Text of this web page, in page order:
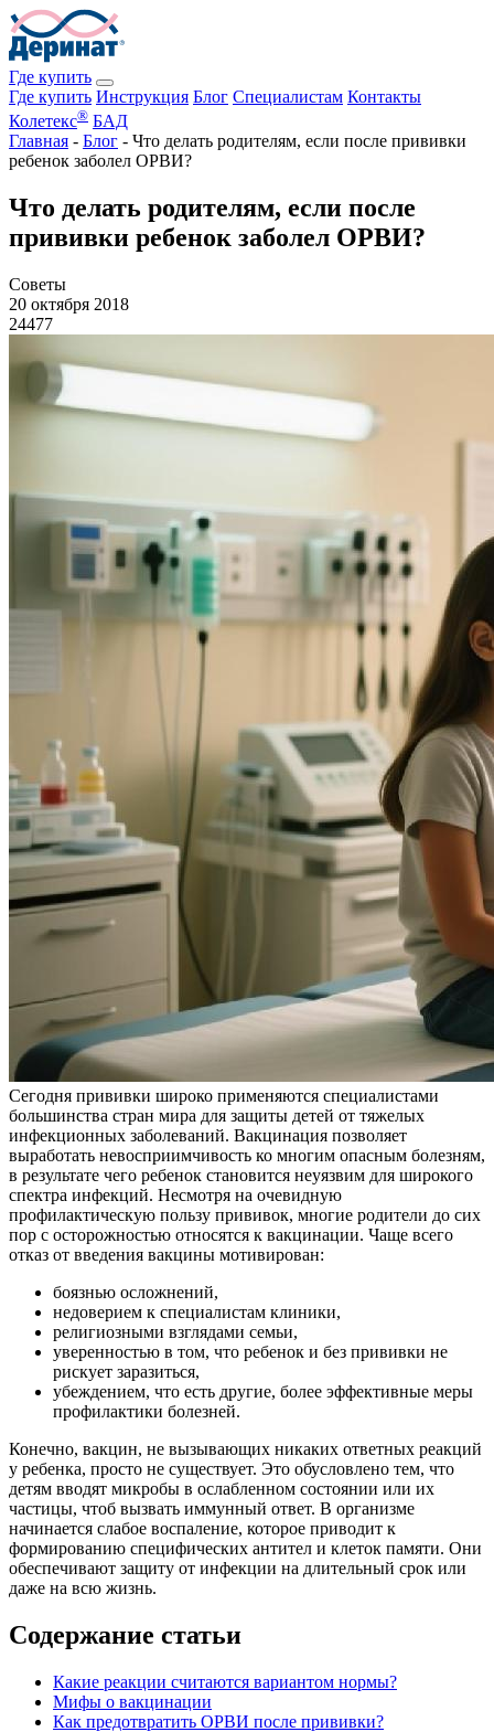
Где купить
Где купить Инструкция Блог Специалистам Контакты
Колетекс® БАД
Главная - Блог - Что делать родителям, если после прививки
ребенок заболел ОРВИ?
Что делать родителям, если после
прививки ребенок заболел ОРВИ?
Советы
20 октября 2018
24477
Сегодня прививки широко применяются специалистами
большинства стран мира для защиты детей от тяжелых
инфекционных заболеваний. Вакцинация позволяет
выработать невосприимчивость ко многим опасным болезням,
в результате чего ребенок становится неуязвим для широкого
спектра инфекций. Несмотря на очевидную
профилактическую пользу прививок, многие родители до сих
пор с осторожностью относятся к вакцинации. Чаще всего
отказ от введения вакцины мотивирован:
боязнью осложнений,
недоверием к специалистам клиники,
религиозными взглядами семьи,
уверенностью в том, что ребенок и без прививки не
рискует заразиться,
убеждением, что есть другие, более эффективные меры
профилактики болезней.
Конечно, вакцин, не вызывающих никаких ответных реакций
у ребенка, просто не существует. Это обусловлено тем, что
детям вводят микробы в ослабленном состоянии или их
частицы, чтоб вызвать иммунный ответ. В организме
начинается слабое воспаление, которое приводит к
формированию специфических антител и клеток памяти. Они
обеспечивают защиту от инфекции на длительный срок или
даже на всю жизнь.
Содержание статьи
Какие реакции считаются вариантом нормы?
Мифы о вакцинации
Как предотвратить ОРВИ после прививки?